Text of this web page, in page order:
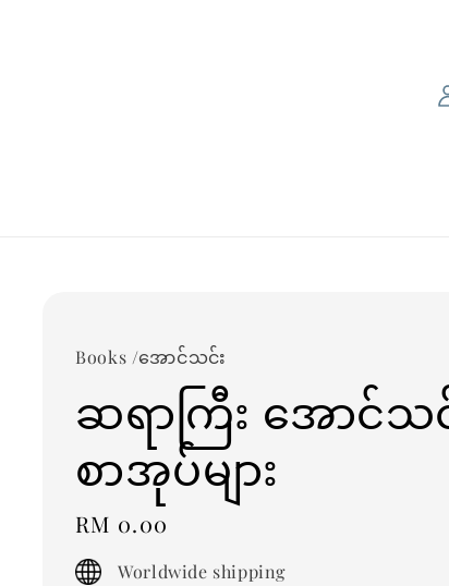
Books /အောင်သင်း
ဆရာကြီး အောင်သ
စာအုပ်များ
Regular
price
RM 0.00
Worldwide shipping